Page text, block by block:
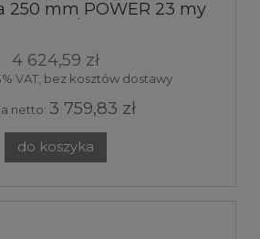
250 mm POWER 23 my
9kg 250%
4 624,59 zł
VAT, bez kosztów dostawy
netto: 3 759,83 zł
do koszyka